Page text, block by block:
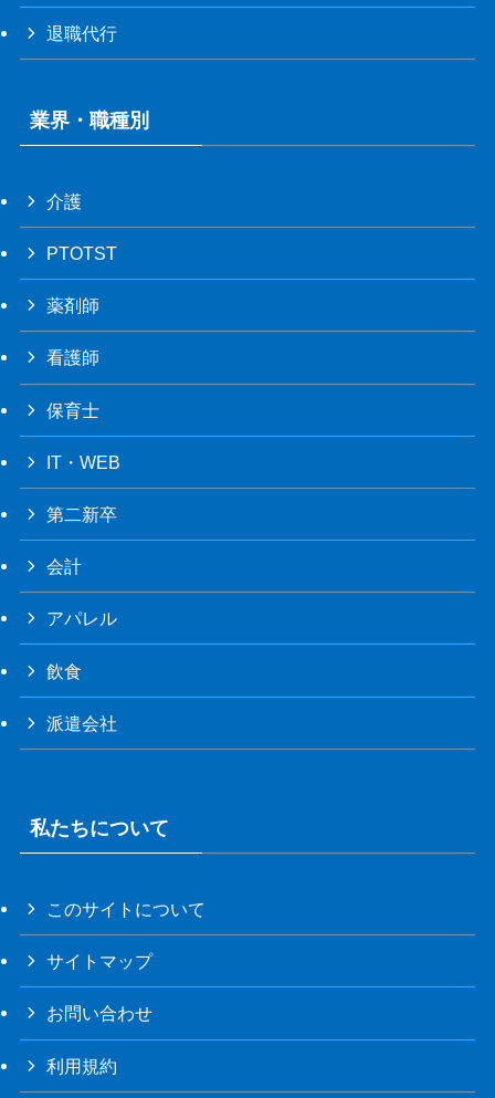
退職代行
業界・職種別
介護
PTOTST
薬剤師
看護師
保育士
IT・WEB
第二新卒
会計
アパレル
飲食
派遣会社
私たちについて
このサイトについて
サイトマップ
お問い合わせ
利用規約